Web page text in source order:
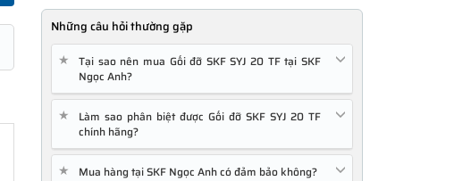
Những câu hỏi thường gặp
★
Tại sao nên mua Gối đỡ SKF SYJ 20 TF tại SKF
Ngọc Anh?
★
Làm sao phân biệt được Gối đỡ SKF SYJ 20 TF
chính hãng?
★ Mua hàng tại SKF Ngọc Anh có đảm bảo không?